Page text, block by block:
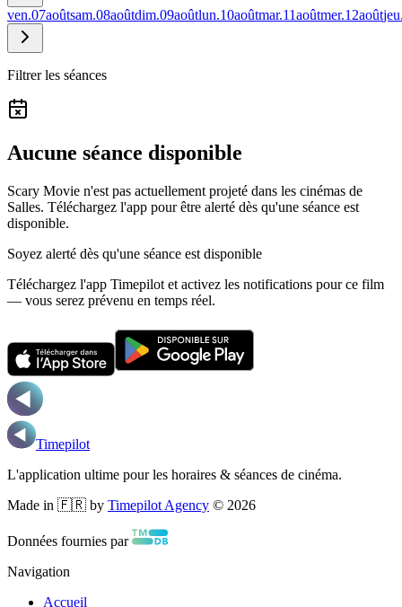
ven.07aoûtsam.08aoûtdim.09aoûtlun.10aoûtmar.11aoûtmer.12août
Filtrer les séances
Aucune séance disponible
Scary Movie n'est pas actuellement projeté dans les cinémas de
Salles. Téléchargez l'app pour être alerté dès qu'une séance est
disponible.
Soyez alerté dès qu'une séance est disponible
Téléchargez l'app Timepilot et activez les notifications pour ce film
— vous serez prévenu en temps réel.
Timepilot
L'application ultime pour les horaires & séances de cinéma.
Made in 🇫🇷 by Timepilot Agency © 2026
Données fournies par
Navigation
Accueil